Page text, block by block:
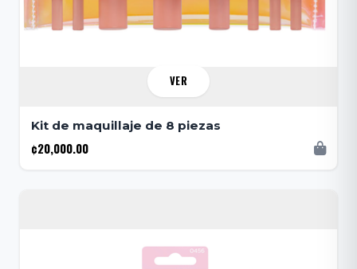
VER
Kit de maquillaje de 8 piezas
¢20,000.00